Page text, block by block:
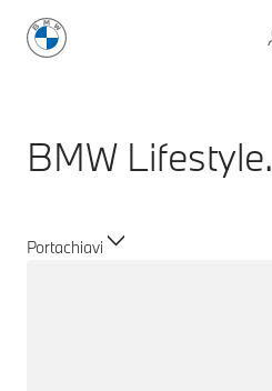
BMW Lifestyle.
Portachiavi